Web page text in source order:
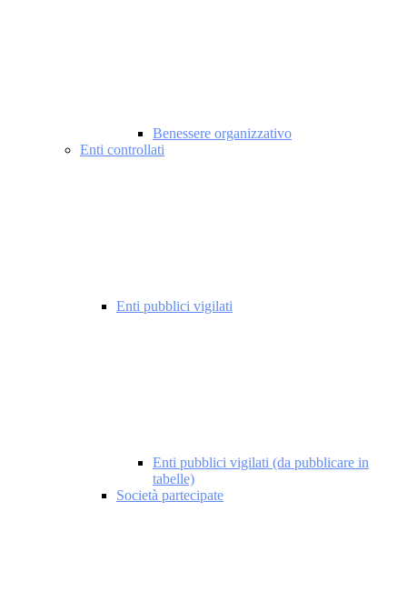
Benessere organizzativo
Enti controllati
Enti pubblici vigilati
Enti pubblici vigilati (da pubblicare in
tabelle)
Società partecipate